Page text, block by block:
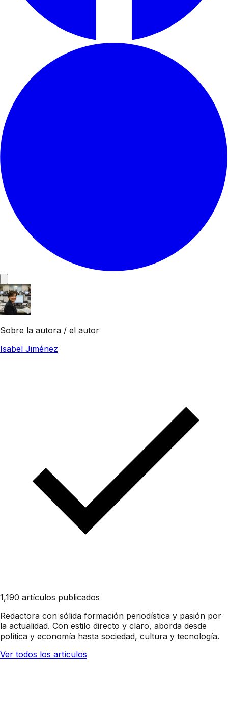
Sobre la autora / el autor
Isabel Jiménez
1,190 artículos publicados
Redactora con sólida formación periodística y pasión por
la actualidad. Con estilo directo y claro, aborda desde
política y economía hasta sociedad, cultura y tecnología.
Ver todos los artículos